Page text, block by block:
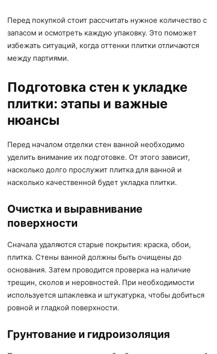
Перед покупкой стоит рассчитать нужное количество с
запасом и осмотреть каждую упаковку. Это поможет
избежать ситуаций, когда оттенки плитки отличаются
между партиями.
Подготовка стен к укладке
плитки: этапы и важные
нюансы
Перед началом отделки стен ванной необходимо
уделить внимание их подготовке. От этого зависит,
насколько долго прослужит плитка для ванной и
насколько качественной будет укладка плитки.
Очистка и выравнивание
поверхности
Сначала удаляются старые покрытия: краска, обои,
плитка. Стены ванной должны быть очищены до
основания. Затем проводится проверка на наличие
трещин, сколов и неровностей. При необходимости
используется шпаклевка и штукатурка, чтобы добиться
ровной и гладкой поверхности.
Грунтование и гидроизоляция